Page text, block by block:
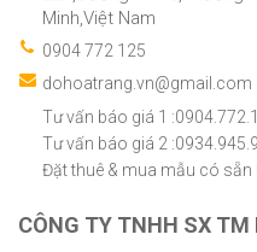
Minh,Việt Nam
0904 772 125
dohoatrang.vn@gmail.com
Tư vấn báo giá 1
Tư vấn báo giá 2
Đặt thuê & mua mẫu có sẵn
CÔNG TY TNHH SX TM